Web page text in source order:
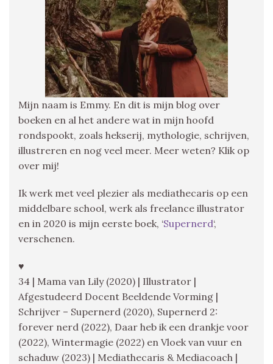
Mijn naam is Emmy. En dit is mijn blog over
boeken en al het andere wat in mijn hoofd
rondspookt, zoals hekserij, mythologie, schrijven,
illustreren en nog veel meer. Meer weten? Klik op
over mij!
Ik werk met veel plezier als mediathecaris op een
middelbare school, werk als freelance illustrator
en in 2020 is mijn eerste boek, ‘Supernerd‘,
verschenen.
♥
34 | Mama van Lily (2020) | Illustrator |
Afgestudeerd Docent Beeldende Vorming |
Schrijver – Supernerd (2020), Supernerd 2:
forever nerd (2022), Daar heb ik een drankje voor
(2022), Wintermagie (2022) en Vloek van vuur en
schaduw (2023) | Mediathecaris & Mediacoach |